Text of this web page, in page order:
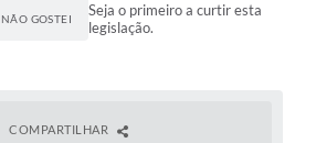
NÃO GOSTEI
Seja o primeiro a curtir esta
legislação.
COMPARTILHAR